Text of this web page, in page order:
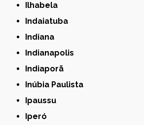
Ilhabela
Indaiatuba
Indiana
Indianapolis
Indiaporã
Inúbia Paulista
Ipaussu
Iperó